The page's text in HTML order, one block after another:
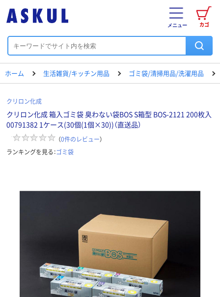
カゴ
メニュー
ホーム 生活雑貨/キッチン用品 ゴミ袋/清掃用品/洗濯用品
クリロン化成
クリロン化成 箱入ゴミ袋 臭わない袋BOS S箱型 BOS-2121 200枚入
00791382 1ケース(30個(1個×30))（直送品）
（0件のレビュー）
ランキングを見る：ゴミ袋